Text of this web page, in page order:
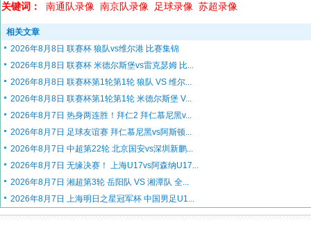
关键词： 南通队录像 南京队录像 足球录像 苏超录像
相关文章
2026年8月8日 联赛杯 狼队vs维尔港 比赛集锦
2026年8月8日 联赛杯 米德尔斯堡vs雷克瑟姆 比...
2026年8月8日 联赛杯第1轮第1轮 狼队 VS 维尔...
2026年8月8日 联赛杯第1轮第1轮 米德尔斯堡 V...
2026年8月7日 热身两连胜！拜仁2 拜仁慕尼黑v...
2026年8月7日 足球友谊赛 拜仁慕尼黑vs阿斯顿...
2026年8月7日 中超第22轮 北京国安vs深圳新鹏...
2026年8月7日 无缘决赛！ 上海U17vs阿森纳U17...
2026年8月7日 湘超第3轮 岳阳队 VS 湘潭队 全...
2026年8月7日 上海明日之星冠军杯 中国男足U1...